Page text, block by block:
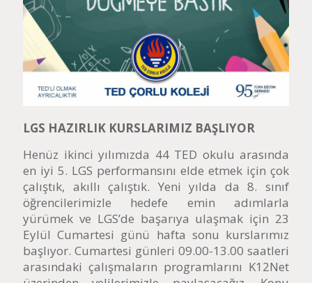
LGS HAZIRLIK KURSLARIMIZ BAŞLIYOR
Henüz ikinci yılımızda 44 TED okulu arasında
en iyi 5. LGS performansını elde etmek için çok
çalıştık, akıllı çalıştık. Yeni yılda da 8. sınıf
öğrencilerimizle hedefe emin adımlarla
yürümek ve LGS’de başarıya ulaşmak için 23
Eylül Cumartesi günü hafta sonu kurslarımız
başlıyor. Cumartesi günleri 09.00-13.00 saatleri
arasındaki çalışmaların programlarını K12Net